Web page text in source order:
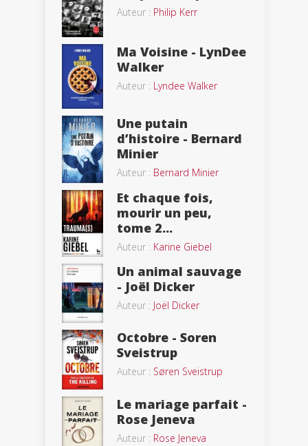
Auteur : Philip Kerr
Ma Voisine - LynDee
Walker
Auteur : Lyndee Walker
Une putain
d’histoire - Bernard
Minier
Auteur : Bernard Minier
Et chaque fois,
mourir un peu,
tome 2...
Auteur : Karine Giebel
Un animal sauvage
- Joël Dicker
Auteur : Joël Dicker
Octobre - Soren
Sveistrup
Auteur : Søren Sveistrup
Le mariage parfait -
Rose Jeneva
Auteur : Rose Jeneva